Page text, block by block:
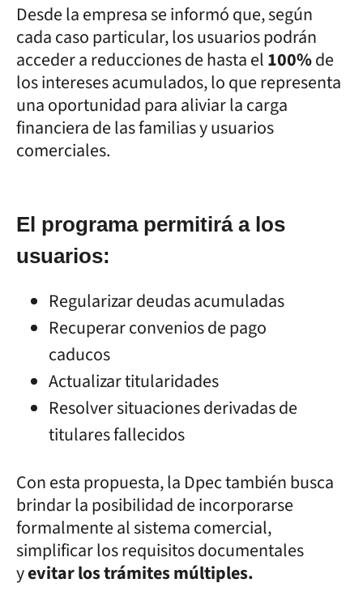
Desde la empresa se informó que, según
cada caso particular, los usuarios podrán
acceder a reducciones de hasta el100%de
los intereses acumulados, lo que representa
una oportunidad para aliviar la carga
financiera de las familias y usuarios
comerciales.
El programa permitirá a los
usuarios:
Regularizar deudas acumuladas
Recuperar convenios de pago
caducos
Actualizar titularidades
Resolver situaciones derivadas de
titulares fallecidos
Con esta propuesta, la Dpec también busca
brindar la posibilidad de incorporarse
formalmente al sistema comercial,
simplificar los requisitos documentales
yevitar los trámites múltiples.